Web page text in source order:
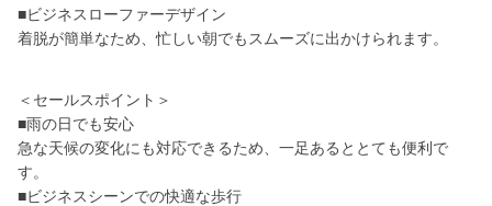
■ビジネスローファーデザイン
着脱が簡単なため、忙しい朝でもスムーズに出かけられます。
＜セールスポイント＞
■雨の日でも安心
急な天候の変化にも対応できるため、一足あるととても便利で
す。
■ビジネスシーンでの快適な歩行